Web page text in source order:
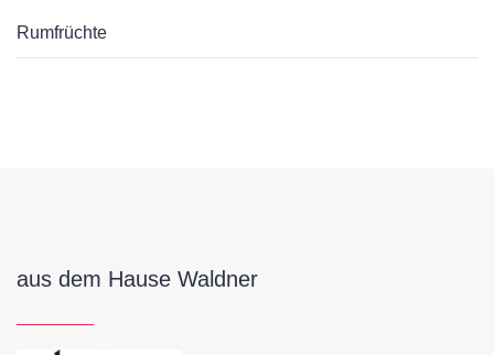
Rumfrüchte
aus dem Hause Waldner